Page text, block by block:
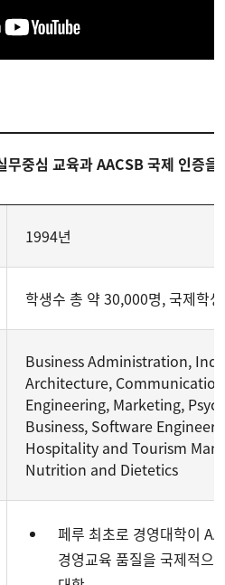
무중심 교육과 AACSB 국제 인증
1994년
학생수 총 약 30,000명, 국제학
Business Administration,
Architecture,
Engineering, Marketing,
Business, Software
Hospitality and Tourism
Nutrition and Dietetics
페루 최초로 경영대학이
경영교육 품질을 국제적으